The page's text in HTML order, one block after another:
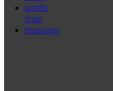
sprintfish
Studio
Presselounge